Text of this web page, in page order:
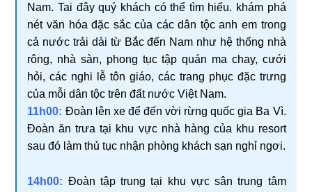
Nam. Tai đây quý khách có thể tìm hiểu. khám phá
nét văn hóa đặc sắc của các dân tộc anh em trong
cả nước trải dài từ Bắc đến Nam như hệ thống nhà
rông, nhà sàn, phong tục tập quán ma chay, cưới
hỏi, các nghi lễ tôn giáo, các trang phục đặc trưng
của mỗi dân tộc trên đất nước Việt Nam.
11h00: Đoàn lên xe để đến vời rừng quốc gia Ba Vì.
Đoàn ăn trưa tại khu vực nhà hàng của khu resort
sau đó làm thủ tục nhận phòng khách sạn nghỉ ngơi.
14h00: Đoàn tập trung tại khu vực sân trung tâm